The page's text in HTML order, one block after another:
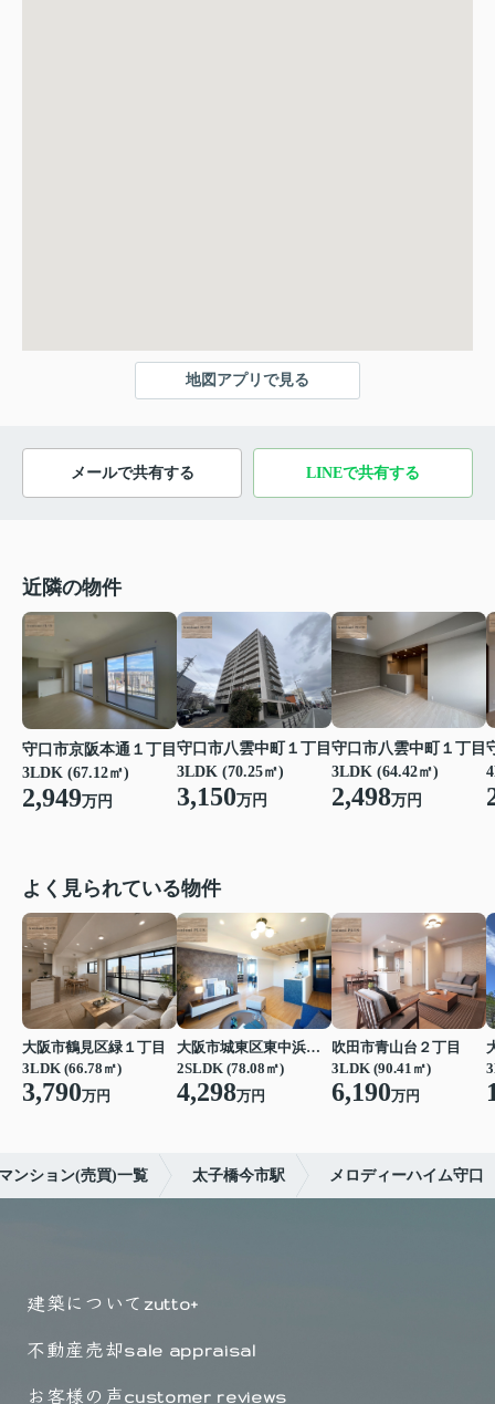
地図アプリで見る
メールで共有する LINEで共有する
近隣の物件
守口市京阪本通１丁目
3LDK (67.12㎡)
2,949万円
守口市八雲中町１丁目
3LDK (70.25㎡)
3,150万円
守口市八雲中町１丁目
3LDK (64.42㎡)
2,498万円
よく見られている物件
大阪市鶴見区緑１丁目
3LDK (66.78㎡)
3,790万円
大阪市城東区東中浜６丁目
2SLDK (78.08㎡)
4,298万円
吹田市青山台２丁目
3LDK (90.41㎡)
6,190万円
ンション(売買)一覧 太子橋今市駅 メロディーハイム守口
建築について zutto+
不動産売却sale appraisal
お客様の声customer reviews